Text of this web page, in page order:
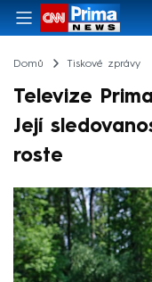
Domů Tiskové zprávy
Televize
Její
roste